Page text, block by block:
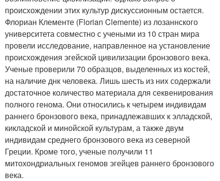
происхождении этих культур дискуссионным остается.
Флориан Клементе (Florian Clemente) из лозаннского
университета совместно с учеными из 10 стран мира
провели исследование, направленное на установление
происхождения эгейской цивилизации бронзового века.
Ученые проверили 70 образцов, выделенных из костей,
на наличие днк человека. Лишь шесть из них содержали
достаточное количество материала для секвенирования
полного генома. Они относились к четырем индивидам
раннего бронзового века, принадлежавших к элладской,
кикладской и минойской культурам, а также двум
индивидам среднего бронзового века из северной
Греции. Кроме того, ученые получили 11
митохондриальных геномов эгейцев раннего бронзового
века.